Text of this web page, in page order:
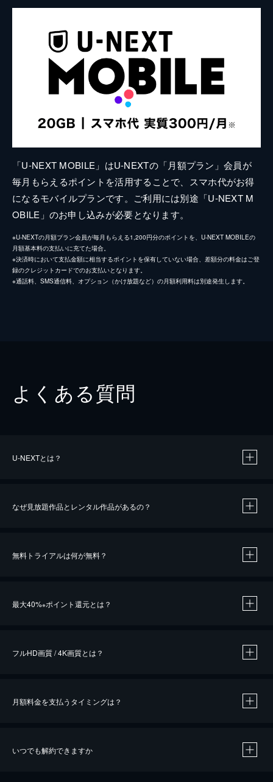
「U-NEXT MOBILE」はU-NEXTの「月額プラン」会員が
毎月もらえるポイントを活用することで、スマホ代がお得
になるモバイルプランです。ご利用には別途「U-NEXT M
OBILE」のお申し込みが必要となります。
※U-NEXTの月額プラン会員が毎月もらえる1,200円分のポイントを、U-NEXT MOBILEの
月額基本料の支払いに充てた場合。
※決済時において支払金額に相当するポイントを保有していない場合、差額分の料金はご登
録のクレジットカードでのお支払いとなります。
※通話料、SMS通信料、オプション（かけ放題など）の月額利用料は別途発生します。
よくある質問
U-NEXTとは？
なぜ見放題作品とレンタル作品があるの？
無料トライアルは何が無料？
最大40%※ポイント還元とは？
※40％ポイント還元の対象は、クレジットカード決済による作品の購入 / レンタルです。
フルHD画質 / 4K画質とは？
月額料金を支払うタイミングは？
いつでも解約できますか